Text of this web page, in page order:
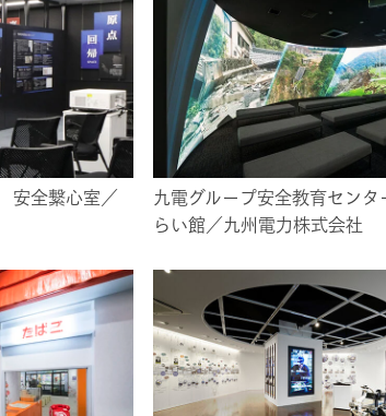
安全繋心室／
九電グループ安全教育センタ
らい館／九州電力株式会社